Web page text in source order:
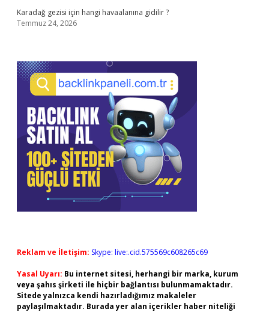
Karadağ gezisi için hangi havaalanına gidilir ?
Temmuz 24, 2026
Reklam ve İletişim: Skype: live:.cid.575569c608265c69
Yasal Uyarı: Bu internet sitesi, herhangi bir marka, kurum
veya şahıs şirketi ile hiçbir bağlantısı bulunmamaktadır.
Sitede yalnızca kendi hazırladığımız makaleler
paylaşılmaktadır. Burada yer alan içerikler haber niteliği